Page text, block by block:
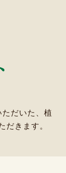
だいた、植
きます。